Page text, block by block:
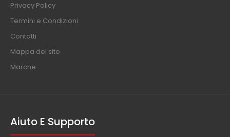
Privacy Policy
Termini e Condizioni
Contatti
Mappa del sito
Marche
Aiuto E Supporto